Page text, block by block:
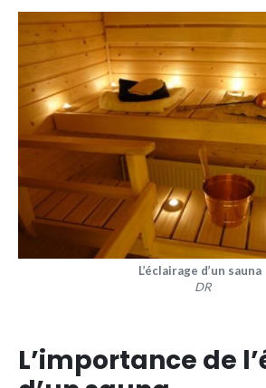
L’éclairage d’un sauna
DR
L’importance de